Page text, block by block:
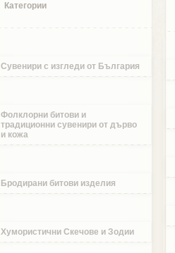
Категории
Сувенири с изгледи от България
Фолклорни битови и
традиционни сувенири от дърво
и кожа
Бродирани битови изделия
Хумористични Скечове и Зодии